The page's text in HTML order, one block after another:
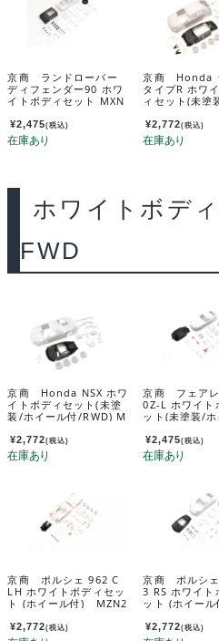
京商 ランドローバー
ディフェンダー90 ホワ
イトボディセット MXN
¥2,475(税込)
京商 Honda
タイプR ホワ
ィセット(未塗
¥2,772(税込)
ホワイトボデ
FWD
京商 Honda NSX ホワ
イトボディセット(未塗
装/ホイール付/RWD) M
¥2,772(税込)
京商 フェア
0Z-L ホワイト
ット(未塗装/
¥2,475(税込)
京商 ポルシェ 962 C
LH ホワイトボディセッ
ト (ホイール付) MZN2
¥2,772(税込)
京商 ポルシ
3 RS ホワイト
ット (ホイー
¥2,772(税込)